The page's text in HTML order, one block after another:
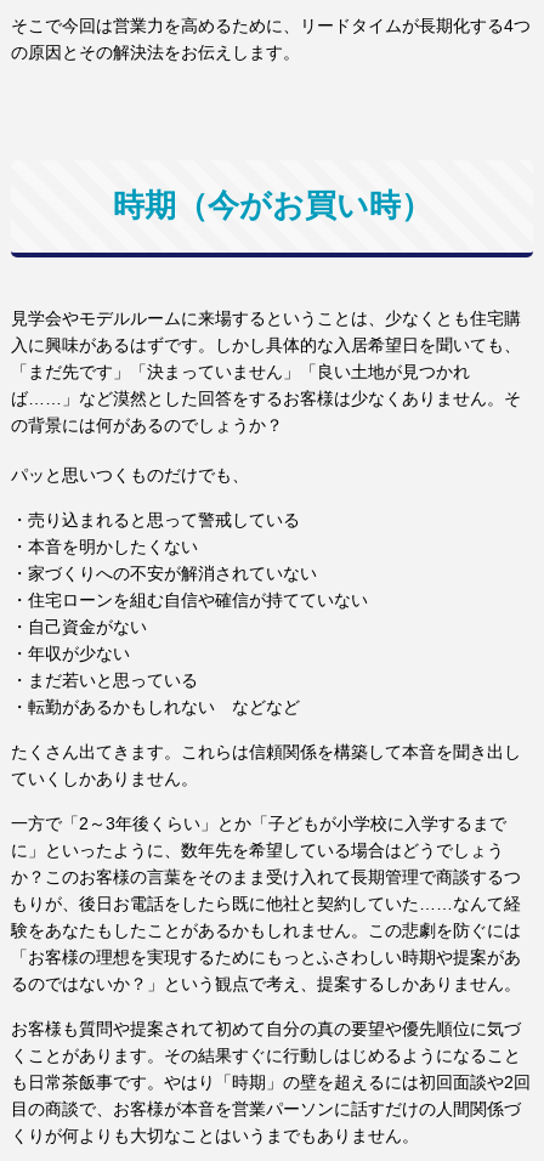
そこで今回は営業力を高めるために、リードタイムが長期化する4つ
の原因とその解決法をお伝えします。
時期（今がお買い時）
見学会やモデルルームに来場するということは、少なくとも住宅購
入に興味があるはずです。しかし具体的な入居希望日を聞いても、
「まだ先です」「決まっていません」「良い土地が見つかれ
ば……」など漠然とした回答をするお客様は少なくありません。そ
の背景には何があるのでしょうか？
パッと思いつくものだけでも、
・売り込まれると思って警戒している
・本音を明かしたくない
・家づくりへの不安が解消されていない
・住宅ローンを組む自信や確信が持てていない
・自己資金がない
・年収が少ない
・まだ若いと思っている
・転勤があるかもしれない などなど
たくさん出てきます。これらは信頼関係を構築して本音を聞き出し
ていくしかありません。
一方で「2～3年後くらい」とか「子どもが小学校に入学するまで
に」といったように、数年先を希望している場合はどうでしょう
か？このお客様の言葉をそのまま受け入れて長期管理で商談するつ
もりが、後日お電話をしたら既に他社と契約していた……なんて経
験をあなたもしたことがあるかもしれません。この悲劇を防ぐには
「お客様の理想を実現するためにもっとふさわしい時期や提案があ
るのではないか？」という観点で考え、提案するしかありません。
お客様も質問や提案されて初めて自分の真の要望や優先順位に気づ
くことがあります。その結果すぐに行動しはじめるようになること
も日常茶飯事です。やはり「時期」の壁を超えるには初回面談や2回
目の商談で、お客様が本音を営業パーソンに話すだけの人間関係づ
くりが何よりも大切なことはいうまでもありません。